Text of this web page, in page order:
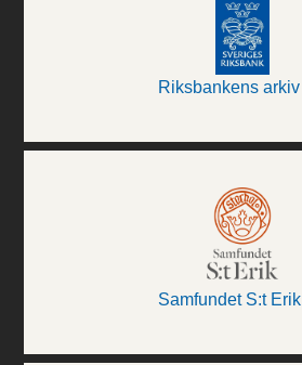
Riksbankens arkiv
Samfundet S:t Erik